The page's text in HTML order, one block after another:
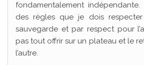
fondamentalement
des règles que je dois
sauvegarde et par respect pour
pas tout offrir sur un plateau et le
l’autre.